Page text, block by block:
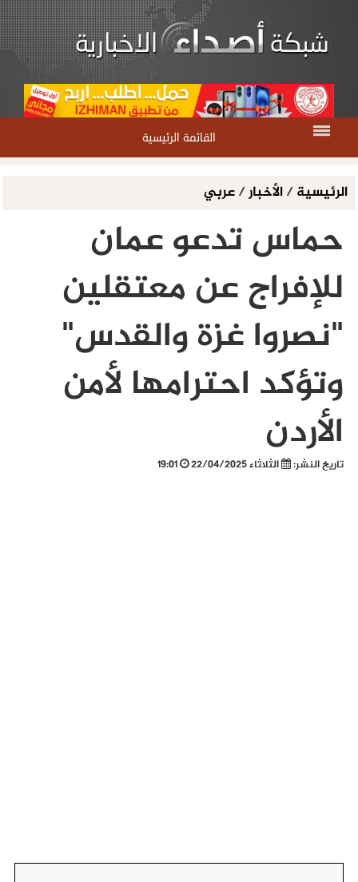
القائمة الرئيسية
الرئيسية/الأخبار/عربي
حماس تدعو عمان
للإفراج عن معتقلين
"نصروا غزة والقدس"
وتؤكد احترامها لأمن
الأردن
تاريخ النشر: الثلاثاء 22/04/2025